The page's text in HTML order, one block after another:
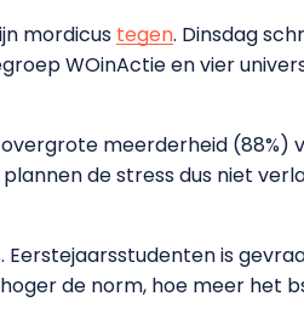
mordicus tegen. Dinsdag
WOinActie en vier
meerderheid (88%)
de stress dus niet
is
hoger de norm, hoe meer het